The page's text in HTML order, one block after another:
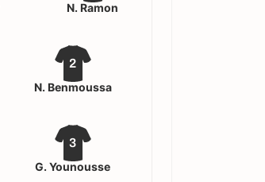
3
G. Younousse
2
N. Benmoussa
N. Ramon